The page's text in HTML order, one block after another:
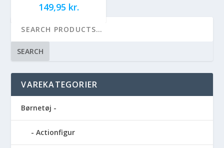
149,95 kr.
SEARCH
VAREKATEGORIER
Børnetøj -
Actionfigur